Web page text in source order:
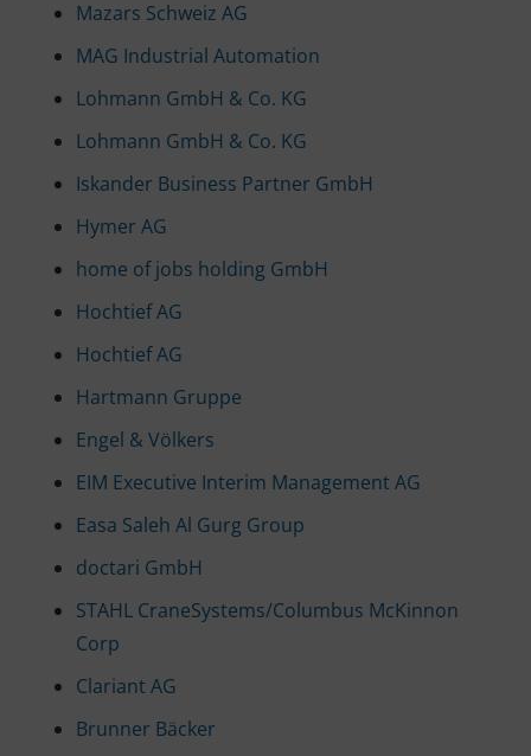
Mazars Schweiz AG
MAG Industrial Automation
Lohmann GmbH & Co. KG
Lohmann GmbH & Co. KG
Iskander Business Partner GmbH
Hymer AG
home of jobs holding GmbH
Hochtief AG
Hochtief AG
Hartmann Gruppe
Engel & Völkers
EIM Executive Interim Management AG
Easa Saleh Al Gurg Group
doctari GmbH
STAHL CraneSystems/Columbus McKinnon
Corp
Clariant AG
Brunner Bäcker